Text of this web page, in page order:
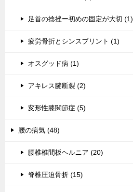
足首の捻挫ー初めの固定が大切 (1)
疲労骨折とシンスプリント (1)
オスグッド病 (1)
アキレス腱断裂 (2)
変形性膝関節症 (5)
腰の病気 (48)
腰椎椎間板ヘルニア (20)
脊椎圧迫骨折 (15)